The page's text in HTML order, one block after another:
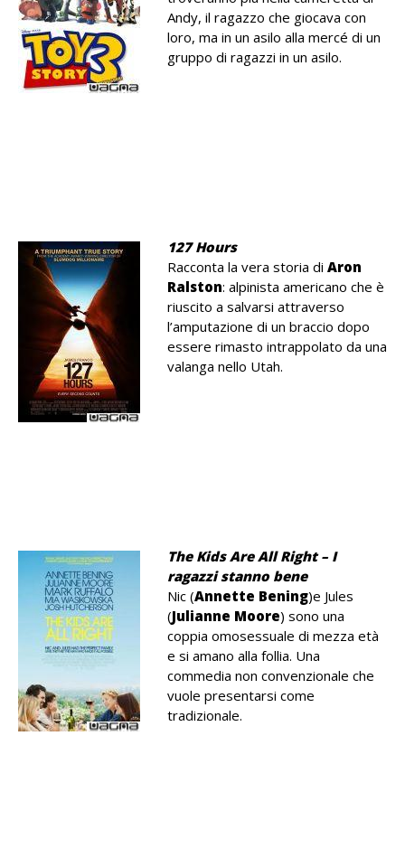
Andy, il ragazzo che giocava con
loro, ma in un asilo alla mercé di un
gruppo di ragazzi in un asilo.
127 Hours
Racconta la vera storia di Aron
Ralston: alpinista americano che è
riuscito a salvarsi attraverso
l’amputazione di un braccio dopo
essere rimasto intrappolato da una
valanga nello Utah.
The Kids Are All Right – I
ragazzi stanno bene
Nic (Annette Bening)e Jules
(Julianne Moore) sono una
coppia omosessuale di mezza età
e si amano alla follia. Una
commedia non convenzionale che
vuole presentarsi come
tradizionale.